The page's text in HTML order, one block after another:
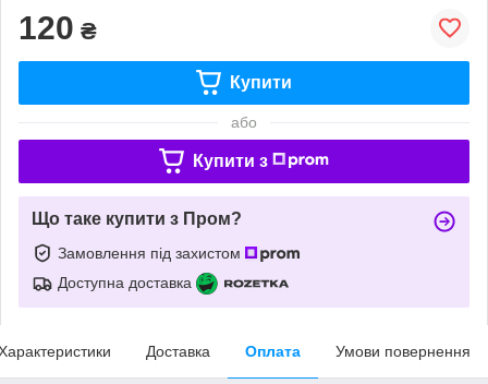
120 ₴
Купити
або
Купити з
Що таке купити з Пром?
Замовлення під захистом
Доступна доставка
Доставка Оплата Умови повернення